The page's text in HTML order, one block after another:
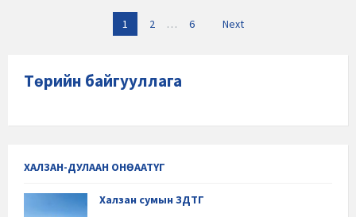
1 2 … 6 Next
Төрийн байгууллага
ХАЛЗАН-ДУЛААН ОНӨААТҮГ
Халзан сумын ЗДТГ